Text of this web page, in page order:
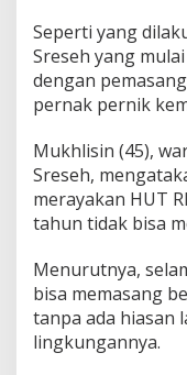
Seperti yang
Sreseh yang
dengan
pernak pernik
Mukhlisin (45),
Sreseh,
merayakan HUT
tahun tidak bisa
Menurutnya,
bisa memasang
tanpa ada hiasan
lingkungannya.